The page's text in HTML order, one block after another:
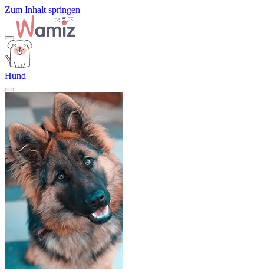
Zum Inhalt springen
Hund